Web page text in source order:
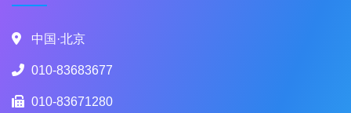
中国·北京
010-83683677
010-83671280